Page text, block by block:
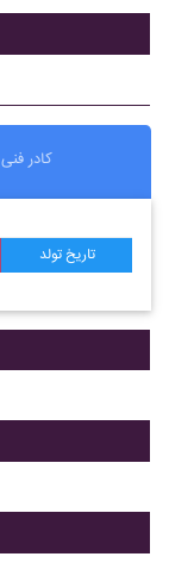
کادر فنی
تاریخ تولد